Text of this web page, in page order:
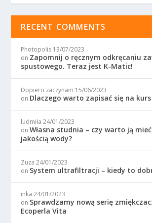
RECENT COMMENTS
Photopolis 13/07/2023
on Zapomnij o ręcznym odkręcaniu
spustowego. Teraz jest K-Matic!
Dopiero zaczynam 15/06/2023
on Dlaczego warto zapisać się na kurs
ludmiła 24/01/2023
onWłasna studnia – czy warto ją
jakością wody?
Zuza 24/01/2023
on System ultrafiltracji – kiedy to
inka 24/01/2023
on Sprawdzamy nową serię
Ecoperla Vita